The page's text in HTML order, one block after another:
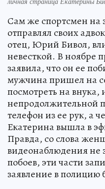
Сам же спортсмен на
отправлял своих
отец, Юрий Бивол,
невесткой. В ноябре
заявила, что он ее
мужчина пришел на
посмотреть на внука,
непродолжительной
телефон из ее рук, а
Екатерина вышла в
Правда, со слова
видеонаблюдения не
побоев, эти части
заявление в полицию